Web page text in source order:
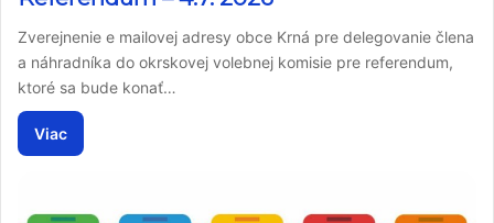
Zverejnenie e mailovej adresy obce Krná pre delegovanie člena
a náhradníka do okrskovej volebnej komisie pre referendum,
ktoré sa bude konať…
Viac